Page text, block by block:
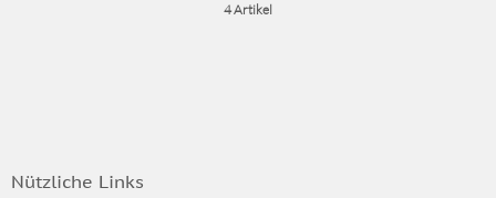
4 Artikel
Nützliche Links